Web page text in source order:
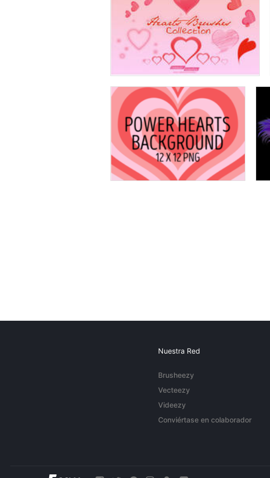
Nuestra Red
Brusheezy
Vecteezy
Videezy
Conviértase en colaborador